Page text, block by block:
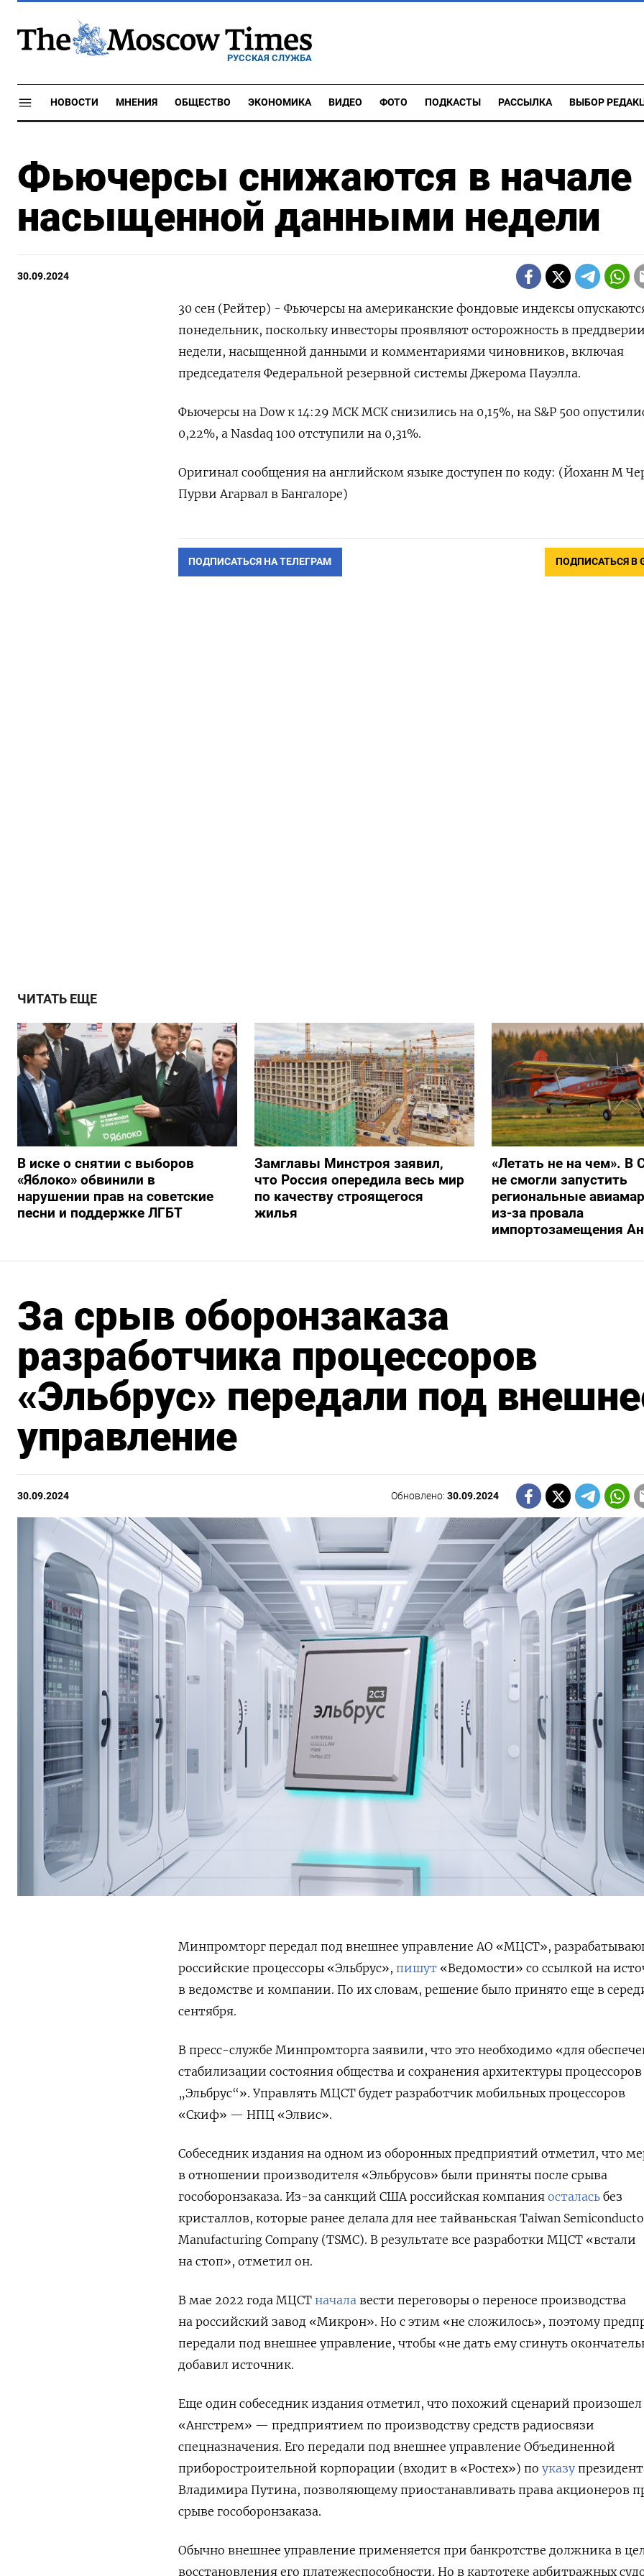
РУССКАЯ СЛУЖБА
НОВОСТИ МНЕНИЯ ОБЩЕСТВО ЭКОНОМИКА ВИДЕО ФОТО ПОДКАСТЫ РАССЫЛКА ВЫБОР
Подписывайтесь на
Moscow Times
в Telegram —
@moscowtimes_ru
Фьючерсы снижаются в начале
насыщенной данными недели
30.09.2024
30 сен (Рейтер) - Фьючерсы на американские фондовые индексы
понедельник, поскольку инвесторы проявляют осторожность в
недели, насыщенной данными и комментариями чиновников, включая
председателя Федеральной резервной системы Джерома Пауэлла.
Фьючерсы на Dow к 14:29 МСК МСК снизились на 0,15%, на S&P 500
0,22%, а Nasdaq 100 отступили на 0,31%.
Оригинал сообщения на английском языке доступен по коду: (Йоханн М
Пурви Агарвал в Бангалоре)
ПОДПИСАТЬСЯ НА ТЕЛЕГРАМ ПОДПИСАТЬСЯ В
ЧИТАТЬ ЕЩЕ
В иске о снятии с выборов
«Яблоко» обвинили в
нарушении прав на советские
песни и поддержке ЛГБТ
Замглавы Минстроя заявил,
что Россия опередила весь мир
по качеству строящегося
жилья
«Летать не на чем». В
не смогли запустить
региональные
из-за провала
импортозамещения
За срыв оборонзаказа
разработчика процессоров
«Эльбрус» передали под
управление
30.09.2024 Обновлено:30.09.2024
Минпромторг передал под внешнее управление АО «МЦСТ»,
российские процессоры «Эльбрус», пишут «Ведомости» со ссылкой на
в ведомстве и компании. По их словам, решение было принято еще в
сентября.
В пресс-службе Минпромторга заявили, что это необходимо «для
стабилизации состояния общества и сохранения архитектуры процессоров
„Эльбрус“». Управлять МЦСТ будет разработчик мобильных процессоров
«Скиф» — НПЦ «Элвис».
Собеседник издания на одном из оборонных предприятий отметил, что
в отношении производителя «Эльбрусов» были приняты после срыва
гособоронзаказа. Из-за санкций США российская компания осталась без
кристаллов, которые ранее делала для нее тайваньская Taiwan
Manufacturing Company (TSMC). В результате все разработки МЦСТ «встали
на стоп», отметил он.
В мае 2022 года МЦСТ начала вести переговоры о переносе производства
на российский завод «Микрон». Но с этим «не сложилось», поэтому
передали под внешнее управление, чтобы «не дать ему сгинуть
добавил источник.
Еще один собеседник издания отметил, что похожий сценарий
«Ангстрем» — предприятием по производству средств радиосвязи
спецназначения. Его передали под внешнее управление Объединенной
приборостроительной корпорации (входит в «Ростех») по указу
Владимира Путина, позволяющему приостанавливать права акционеров
срыве гособоронзаказа.
Обычно внешнее управление применяется при банкротстве должника в
восстановления его платежеспособности. Но в картотеке арбитражных